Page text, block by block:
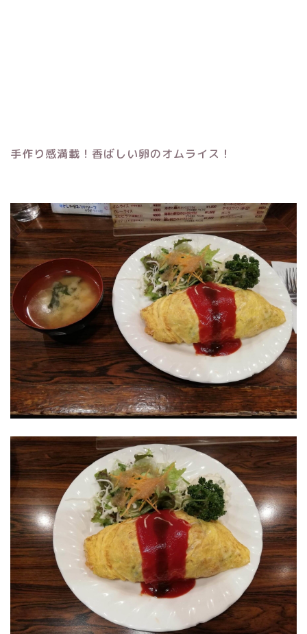
手作り感満載！香ばしい卵のオムライス！